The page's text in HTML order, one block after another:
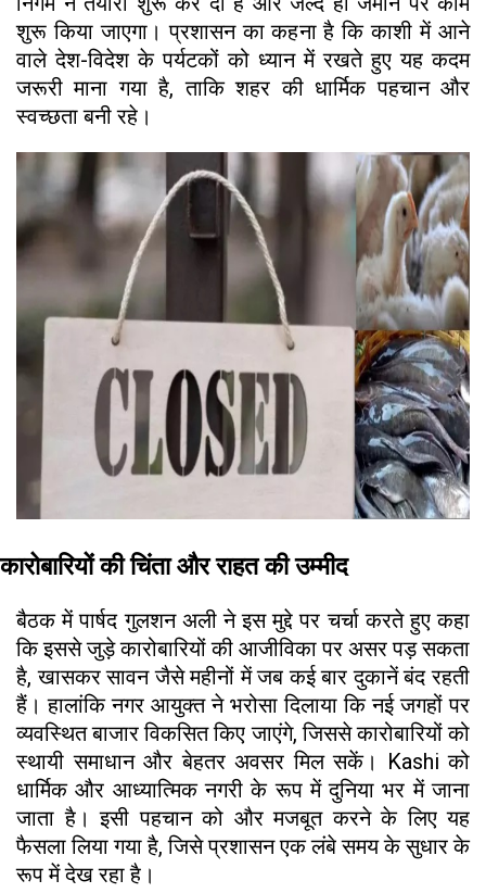
शुरू किया जाएगा। प्रशासन का कहना है कि काशी में आने
वाले देश-विदेश के पर्यटकों को ध्यान में रखते हुए यह कदम
जरूरी माना गया है, ताकि शहर की धार्मिक पहचान और
स्वच्छता बनी रहे।
कारोबारियों की चिंता और राहत की उम्मीद
बैठक में पार्षद गुलशन अली ने इस मुद्दे पर चर्चा करते हुए कहा
कि इससे जुड़े कारोबारियों की आजीविका पर असर पड़ सकता
है, खासकर सावन जैसे महीनों में जब कई बार दुकानें बंद रहती
हैं। हालांकि नगर आयुक्त ने भरोसा दिलाया कि नई जगहों पर
व्यवस्थित बाजार विकसित किए जाएंगे, जिससे कारोबारियों को
स्थायी समाधान और बेहतर अवसर मिल सकें। Kashi को
धार्मिक और आध्यात्मिक नगरी के रूप में दुनिया भर में जाना
जाता है। इसी पहचान को और मजबूत करने के लिए यह
फैसला लिया गया है, जिसे प्रशासन एक लंबे समय के सुधार के
रूप में देख रहा है।